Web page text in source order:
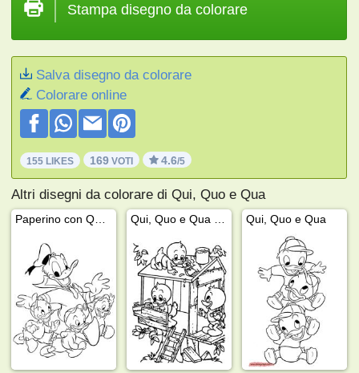
Stampa disegno da colorare
Salva disegno da colorare
Colorare online
155 LIKES 169 VOTI 4.6/5
Altri disegni da colorare di Qui, Quo e Qua
Qui, Quo e Qua